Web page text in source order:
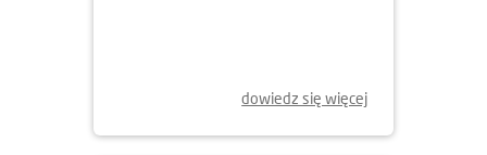
dowiedz się więcej